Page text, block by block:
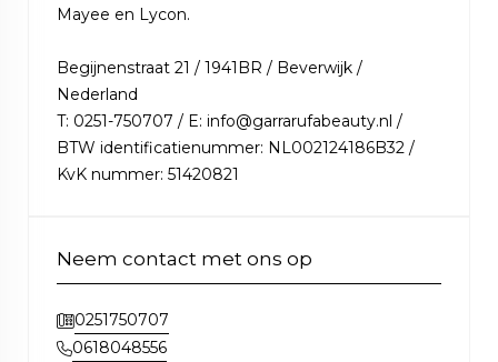
Mayee en Lycon.
Begijnenstraat 21 / 1941BR / Beverwijk /
Nederland
T: 0251-750707 / E: info@garrarufabeauty.nl /
BTW identificatienummer: NL002124186B32 /
KvK nummer: 51420821
Neem contact met ons op
0251750707
0618048556